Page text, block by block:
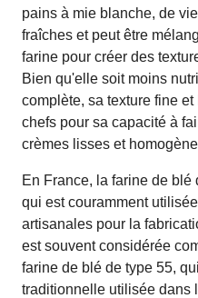
pains à mie blanche, de
fraîches et peut être
farine pour créer des
Bien qu'elle soit moins
complète, sa texture fine
chefs pour sa capacité à
crèmes lisses et
En France, la farine de blé
qui est couramment
artisanales pour la
est souvent considérée
farine de blé de type 55,
traditionnelle utilisée dans